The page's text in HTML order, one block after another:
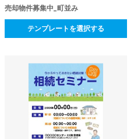
売却物件募集中_町並み
テンプレートを選択する